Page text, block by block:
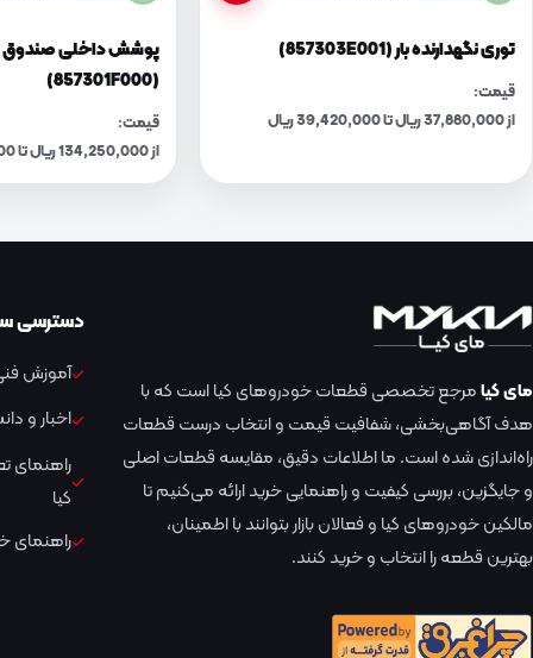
توری نگهدارنده بار (857303E001)
قیمت:
از 37,880,000 ریال تا 39,420,000 ریال
پوشش داخلی صندوق
(857301F000)
قیمت:
از 134,250,000 ریال تا 139,730,000 ریال
مای کیامرجع تخصصی قطعات خودروهای کیا است که با
هدف آگاهی‌بخشی، شفافیت قیمت و انتخاب درست قطعات
راه‌اندازی شده است. ما اطلاعات دقیق، مقایسه قطعات اصلی
و جایگزین، بررسی کیفیت و راهنمایی خرید ارائه می‌کنیم تا
مالکین خودروهای کیا و فعالان بازار بتوانند با اطمینان،
بهترین قطعه را انتخاب و خرید کنند.
دسترسی
آموزش
اخبار و
راهنمای
کیا
راهنمای